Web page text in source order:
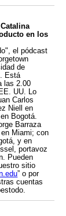
en los
el pódcast
de
Está
las 2.00
UU. Lo
Carlos
Niell en
Bogotá.
Barraza
Miami; con
y en
portavoz
Pueden
sitio
” o por
cuentas